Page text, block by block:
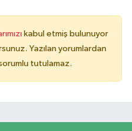
kabul etmiş bulunuyor
Yazılan yorumlardan
tutulamaz.